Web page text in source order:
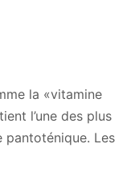
la «vitamine
l’une des plus
pantoténique. Les